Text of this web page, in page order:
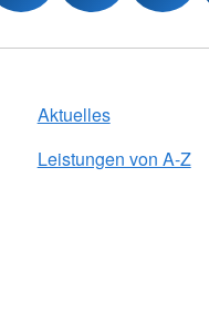
Aktuelles
Leistungen von A-Z